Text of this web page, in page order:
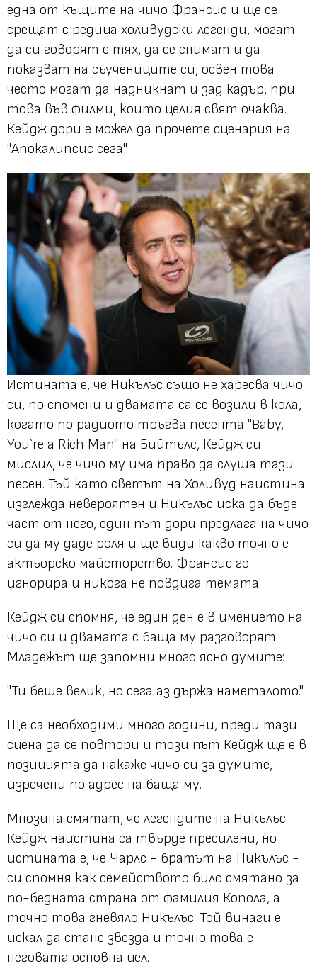
една от къщите на чичо Франсис и ще се
срещат с редица холивудски легенди, могат
да си говорят с тях, да се снимат и да
показват на съучениците си, освен това
често могат да надникнат и зад кадър, при
това във филми, които целия свят очаква.
Кейдж дори е можел да прочете сценария на
"Апокалипсис сега".
Истината е, че Никълъс също не харесва чичо
си, по спомени и двамата са се возили в кола,
когато по радиото тръгва песента "Baby,
You`re a Rich Man" на Бийтълс, Кейдж си
мислил, че чичо му има право да слуша тази
песен. Тъй като светът на Холивуд наистина
изглежда невероятен и Никълъс иска да бъде
част от него, един път дори предлага на чичо
си да му даде роля и ще види какво точно е
актьорско майсторство. Франсис го
игнорира и никога не повдига темата.
Кейдж си спомня, че един ден е в имението на
чичо си и двамата с баща му разговорят.
Младежът ще запомни много ясно думите:
"Ти беше велик, но сега аз държа наметалото."
Ще са необходими много години, преди тази
сцена да се повтори и този път Кейдж ще е в
позицията да накаже чичо си за думите,
изречени по адрес на баща му.
Мнозина смятат, че легендите на Никълъс
Кейдж наистина са твърде пресилени, но
истината е, че Чарлс - братът на Никълъс -
си спомня как семейството било смятано за
по-бедната страна от фамилия Копола, а
точно това гневяло Никълъс. Той винаги е
искал да стане звезда и точно това е
неговата основна цел.